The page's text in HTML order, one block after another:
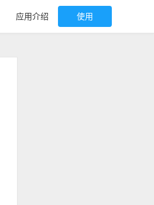
应用介绍 使用